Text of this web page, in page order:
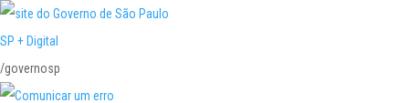
SP + Digital
/governosp